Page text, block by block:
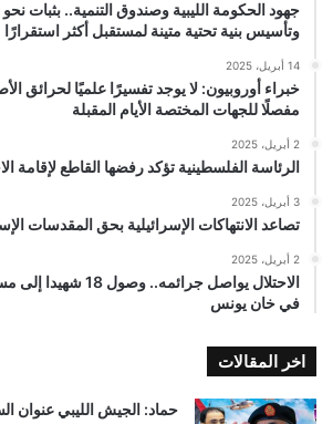
جهود الحكومة الليبية وصندوق التنمية.. بثبات
وتأسيس بنية تحتية متينة لمستقبل أكثر استقرارًا
14 أبريل، 2025
خبراء أوروبيون: لا يوجد تفسيرًا علميًا لحرائق
مفصلًا للجهات المختصة الأيام المقبلة
2 أبريل، 2025
الرئاسة الفلسطينية تؤكد رفضها القاطع لإقامة
3 أبريل، 2025
تصاعد الانتهاكات الإسرائيلية بحق المقدسات
2 أبريل، 2025
الاحتلال يواصل
في خان يونس
اخر المقالات
حماد: الجيش الليبي عنوان